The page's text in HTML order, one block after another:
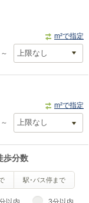
m²で指定
～
m²で指定
～
歩分数
駅･バス停まで
以内 3分以内